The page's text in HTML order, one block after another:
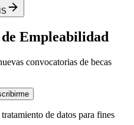
Empleabilidad
convocatorias de becas
de datos para fines